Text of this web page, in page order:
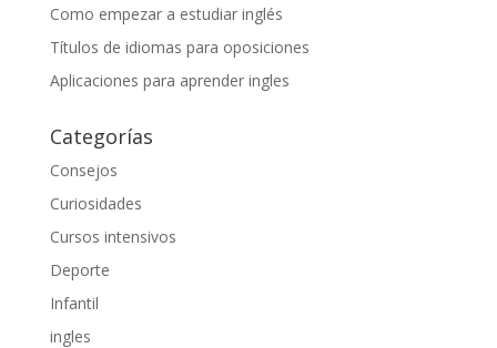
Como empezar a estudiar inglés
Títulos de idiomas para oposiciones
Aplicaciones para aprender ingles
Categorías
Consejos
Curiosidades
Cursos intensivos
Deporte
Infantil
ingles